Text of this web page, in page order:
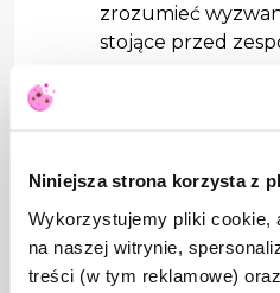
Niniejsza strona korzysta z
Wykorzystujemy pliki cookie,
na naszej witrynie,
treści (w tym reklamowe)
zrozumieć
stojące przed
dotrzymanie
Czy Scrum Master jest
projektu?